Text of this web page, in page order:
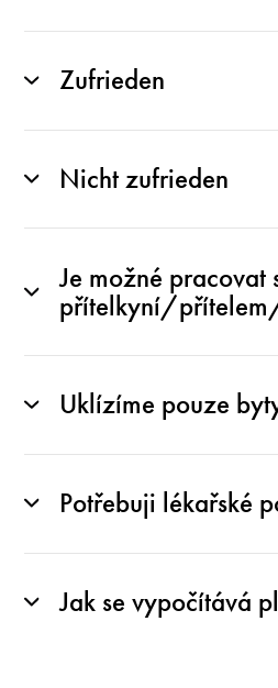
Zufrieden
Nicht zufrieden
Je možné pracovat
přítelkyní/
Uklízíme pouze
Potřebuji lékařské
Jak se vypočítává